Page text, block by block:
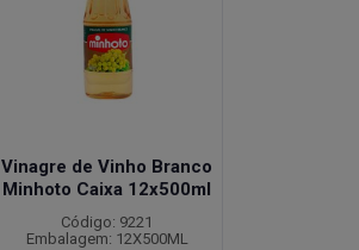
Vinagre de Vinho Branco
Minhoto Caixa 12x500ml
Código: 9221
Embalagem: 12X500ML